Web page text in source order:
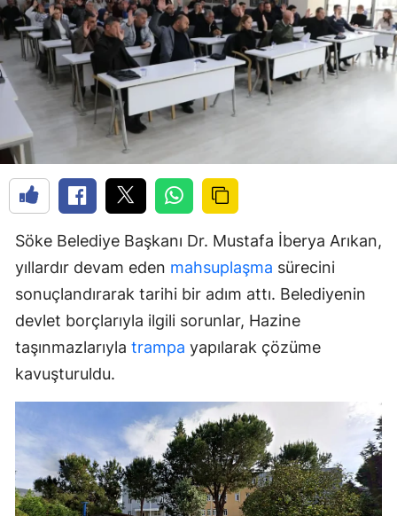
Söke Belediye Başkanı Dr. Mustafa İberya Arıkan,
yıllardır devam eden mahsuplaşma sürecini
sonuçlandırarak tarihi bir adım attı. Belediyenin
devlet borçlarıyla ilgili sorunlar, Hazine
taşınmazlarıyla trampa yapılarak çözüme
kavuşturuldu.